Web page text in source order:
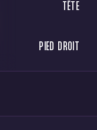
TÊTE
PIED DROIT